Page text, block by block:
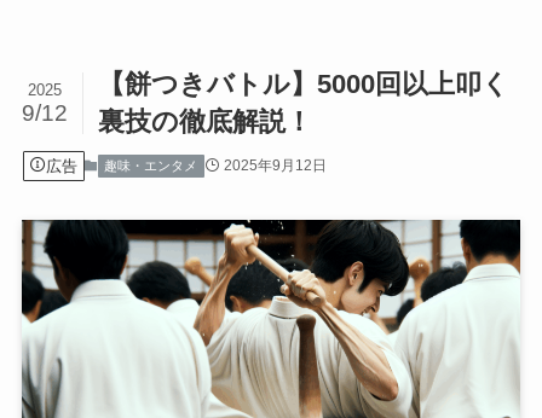
【餅つきバトル】5000回以上叩く
裏技の徹底解説！
2025
9/12
広告 趣味・エンタメ 2025年9月12日